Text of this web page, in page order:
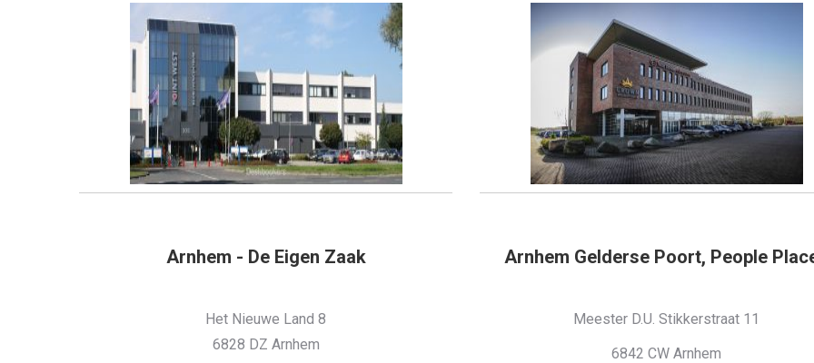
Arnhem - De Eigen Zaak
Het Nieuwe Land 8
6828 DZ Arnhem
Arnhem Gelderse Poort, People
Meester D.U. Stikkerstraat 11
6842 CW Arnhem